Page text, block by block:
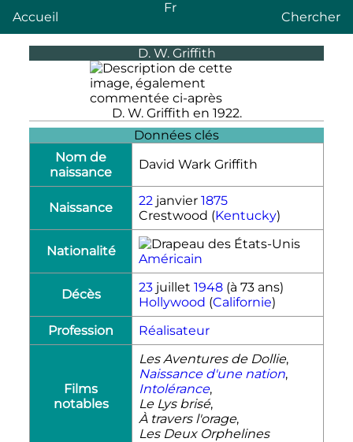
Accueil
Fr
Chercher
D. W. Griffith
D. W. Griffith en 1922.
Données clés
Nom de
naissance
David Wark Griffith
Naissance 22 janvier 1875
Crestwood (Kentucky)
Nationalité
Américain
Décès 23 juillet 1948 (à 73 ans)
Hollywood (Californie)
Profession
Réalisateur
Films
notables
Les Aventures de Dollie,
Naissance d'une nation,
Intolérance,
Le Lys brisé,
À travers l'orage,
Les Deux Orphelines